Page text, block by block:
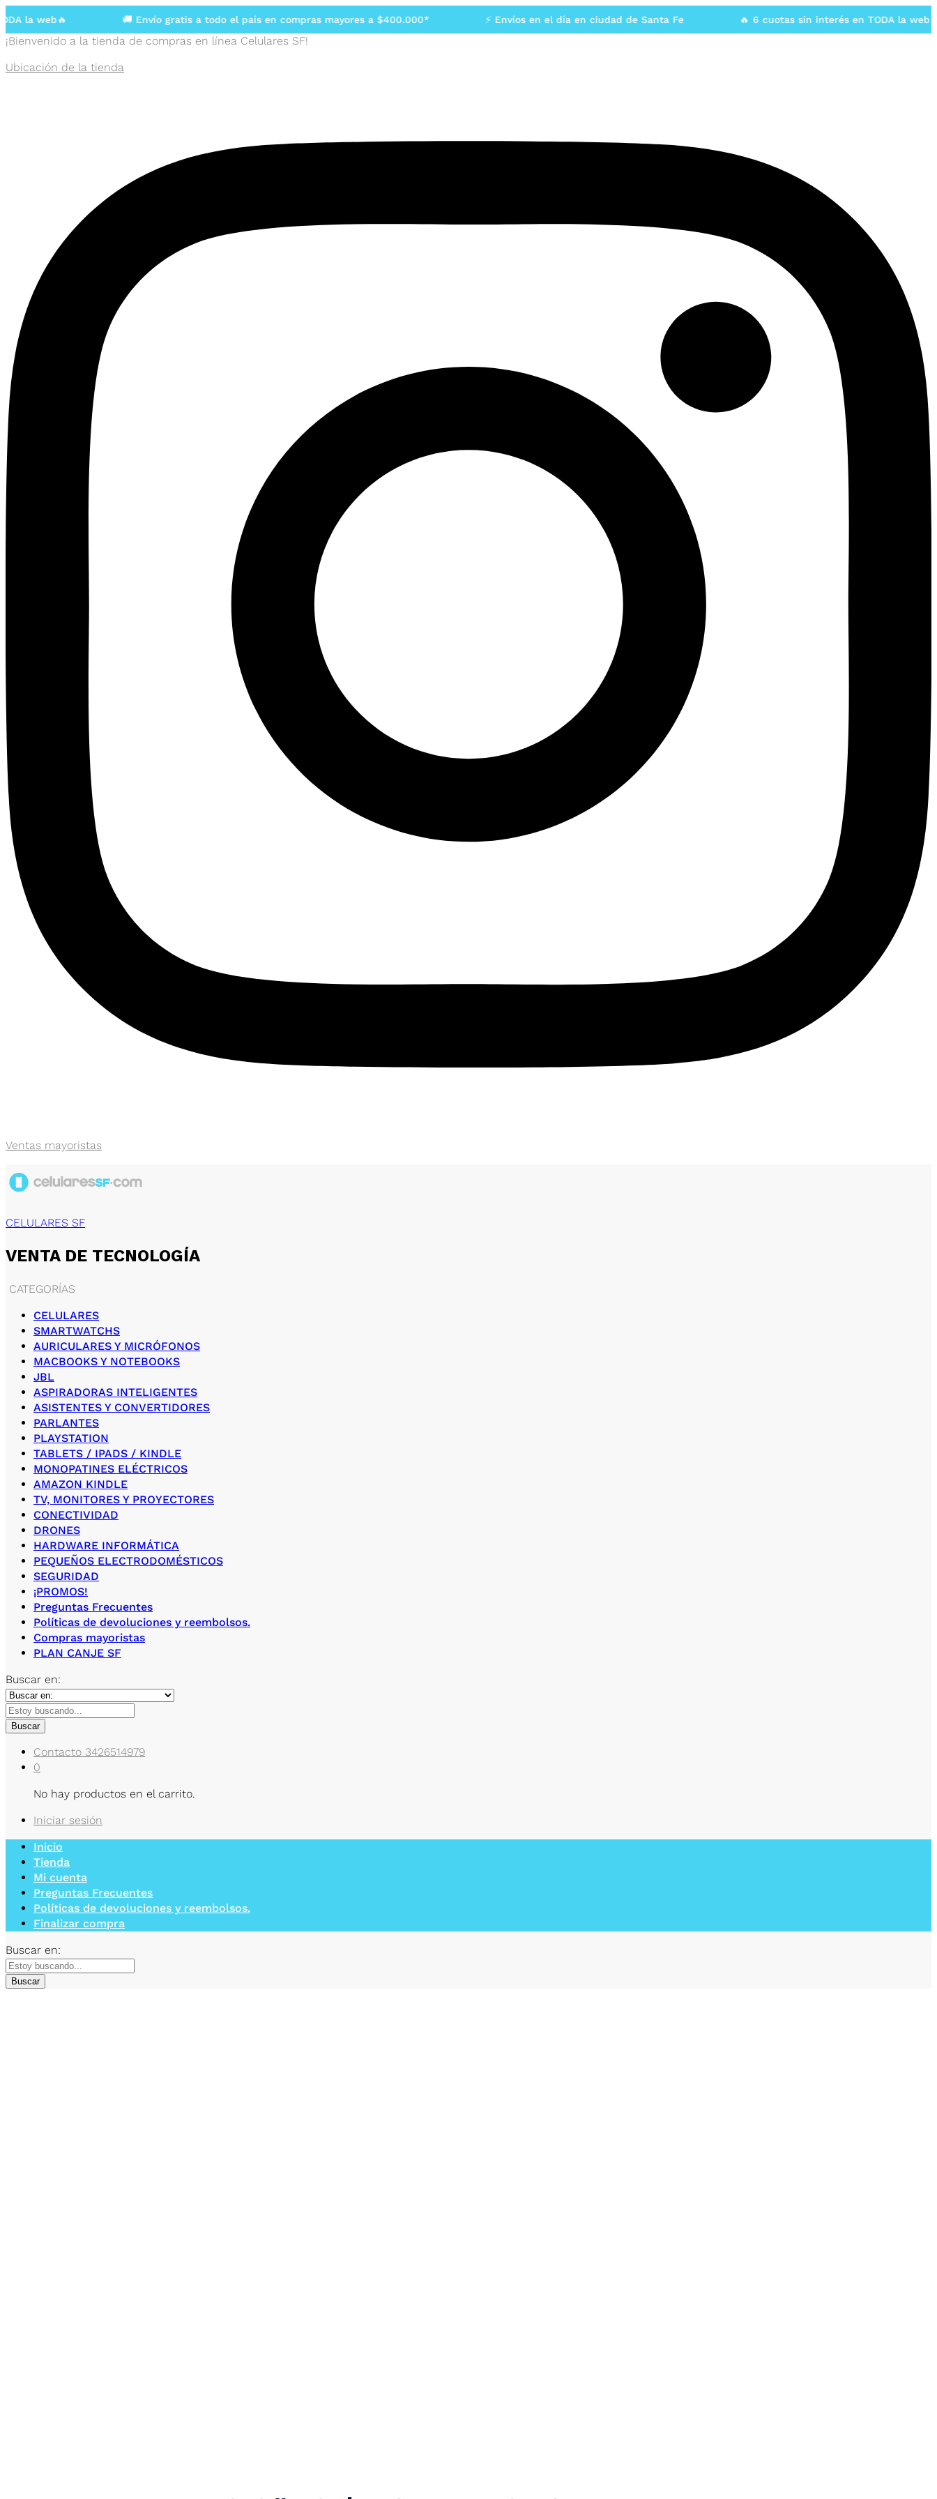
web🔥 🚚 Envío gratis a todo el país en compras mayores a $400.000* ⚡ Envíos en el día en ciudad de Santa Fe 🔥 6 cuotas sin interés en TODA la web🔥
¡Bienvenido a la tienda de compras en línea Celulares SF!
Ubicación de la tienda
Ventas mayoristas
CELULARES SF
VENTA DE TECNOLOGÍA
CATEGORÍAS
CELULARES
SMARTWATCHS
AURICULARES Y MICRÓFONOS
MACBOOKS Y NOTEBOOKS
JBL
ASPIRADORAS INTELIGENTES
ASISTENTES Y CONVERTIDORES
PARLANTES
PLAYSTATION
TABLETS / IPADS / KINDLE
MONOPATINES ELÉCTRICOS
AMAZON KINDLE
TV, MONITORES Y PROYECTORES
CONECTIVIDAD
DRONES
HARDWARE INFORMÁTICA
PEQUEÑOS ELECTRODOMÉSTICOS
SEGURIDAD
¡PROMOS!
Preguntas Frecuentes
Políticas de devoluciones y reembolsos.
Compras mayoristas
PLAN CANJE SF
Buscar en:
Buscar
Contacto 3426514979
0
No hay productos en el carrito.
Iniciar sesión
Inicio
Tienda
Mi cuenta
Preguntas Frecuentes
Políticas de devoluciones y reembolsos.
Finalizar compra
Buscar en:
Buscar